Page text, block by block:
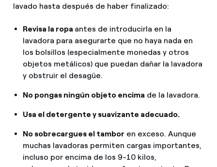
lavado hasta después de haber finalizado:
Revisa la ropa antes de introducirla en la
lavadora para asegurarte que no haya nada en
los bolsillos (especialmente monedas y otros
objetos metálicos) que puedan dañar la lavadora
y obstruir el desagüe.
No pongas ningún objeto encima de la lavadora.
Usa el detergente y suavizante adecuado.
No sobrecargues el tambor en exceso. Aunque
muchas lavadoras permiten cargas importantes,
incluso por encima de los 9-10 kilos,